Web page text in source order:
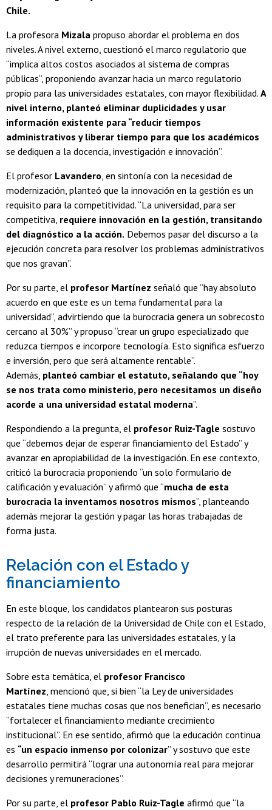
Chile.
La profesora Mizala propuso abordar el problema en dos
niveles. A nivel externo, cuestionó el marco regulatorio que
“implica altos costos asociados al sistema de compras
públicas”, proponiendo avanzar hacia un marco regulatorio
propio para las universidades estatales, con mayor flexibilidad. A
nivel interno, planteó eliminar duplicidades y usar
información existente para “reducir tiempos
administrativos y liberar tiempo para que los académicos
se dediquen a la docencia, investigación e innovación”.
El profesor Lavandero, en sintonía con la necesidad de
modernización, planteó que la innovación en la gestión es un
requisito para la competitividad. “La universidad, para ser
competitiva, requiere innovación en la gestión, transitando
del diagnóstico a la acción. Debemos pasar del discurso a la
ejecución concreta para resolver los problemas administrativos
que nos gravan”.
Por su parte, el profesor Martínez señaló que “hay absoluto
acuerdo en que este es un tema fundamental para la
universidad”, advirtiendo que la burocracia genera un sobrecosto
cercano al 30%” y propuso “crear un grupo especializado que
reduzca tiempos e incorpore tecnología. Esto significa esfuerzo
e inversión, pero que será altamente rentable”.
Además, planteó cambiar el estatuto, señalando que “hoy
se nos trata como ministerio, pero necesitamos un diseño
acorde a una universidad estatal moderna”.
Respondiendo a la pregunta, el profesor Ruiz-Tagle sostuvo
que “debemos dejar de esperar financiamiento del Estado” y
avanzar en apropiabilidad de la investigación. En ese contexto,
criticó la burocracia proponiendo “un solo formulario de
calificación y evaluación” y afirmó que “mucha de esta
burocracia la inventamos nosotros mismos”, planteando
además mejorar la gestión y pagar las horas trabajadas de
forma justa.
Relación con el Estado y
financiamiento
En este bloque, los candidatos plantearon sus posturas
respecto de la relación de la Universidad de Chile con el Estado,
el trato preferente para las universidades estatales, y la
irrupción de nuevas universidades en el mercado.
Sobre esta temática, el profesor Francisco
Martínez, mencionó que, si bien “la Ley de universidades
estatales tiene muchas cosas que nos benefician”, es necesario
“fortalecer el financiamiento mediante crecimiento
institucional”. En ese sentido, afirmó que la educación continua
es “un espacio inmenso por colonizar” y sostuvo que este
desarrollo permitirá “lograr una autonomía real para mejorar
decisiones y remuneraciones”.
Por su parte, el profesor Pablo Ruiz-Tagle afirmó que “la